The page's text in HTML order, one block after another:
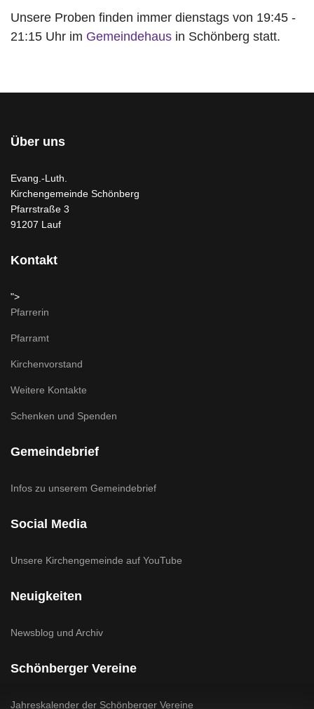
Unsere Proben finden immer dienstags von 19:45 -
21:15 Uhr im Gemeindehaus in Schönberg statt.
Über uns
Evang.-Luth.
Kirchengemeinde Schönberg
Pfarrstraße 3
91207 Lauf
Kontakt
">
Pfarrerin
Pfarramt
Kirchenvorstand
Weitere Kontakte
Schenken und Spenden
Gemeindebrief
Infos zu unserem Gemeindebrief
Social Media
Unsere Kirchengemeinde auf YouTube
Neuigkeiten
Newsblog und Archiv
Schönberger Vereine
Jahreskalender der Schönberger Vereine